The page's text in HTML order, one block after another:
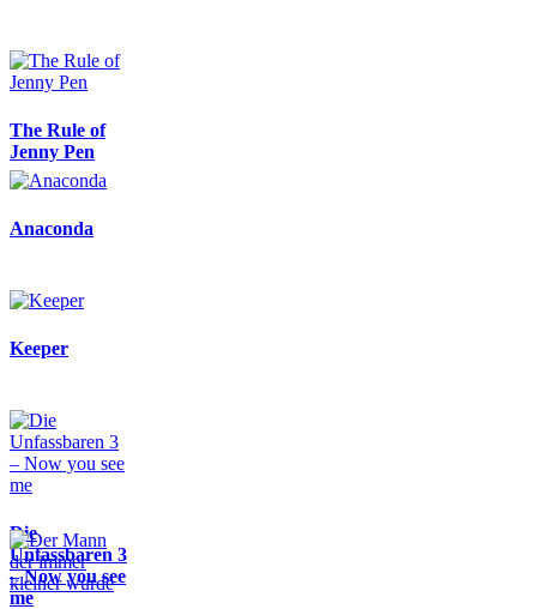
The Rule of
Jenny Pen
Anaconda
Keeper
Die
Unfassbaren 3
– Now you see
me